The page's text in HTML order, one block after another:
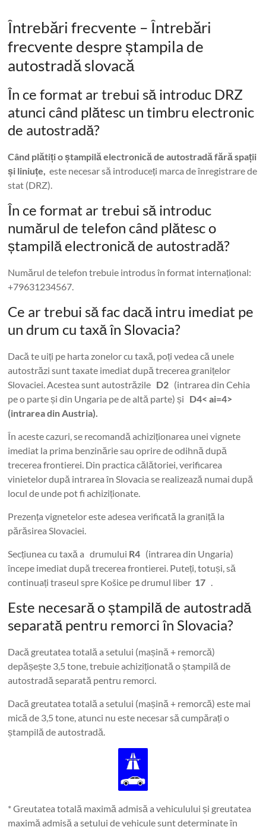
Întrebări frecvente – Întrebări
frecvente despre ștampila de
autostradă slovacă
În ce format ar trebui să introduc DRZ
atunci când plătesc un timbru electronic
de autostradă?
Când plătiți o ștampilă electronică de autostradă fără spații
și liniuțe, este necesar să introduceți marca de înregistrare de
stat (DRZ).
În ce format ar trebui să introduc
numărul de telefon când plătesc o
ștampilă electronică de autostradă?
Numărul de telefon trebuie introdus în format internațional:
+79631234567.
Ce ar trebui să fac dacă intru imediat pe
un drum cu taxă în Slovacia?
Dacă te uiți pe harta zonelor cu taxă, poți vedea că unele
autostrăzi sunt taxate imediat după trecerea granițelor
Slovaciei. Acestea sunt autostrăzile D2 (intrarea din Cehia
pe o parte și din Ungaria pe de altă parte) și D4< ai=4>
(intrarea din Austria).
În aceste cazuri, se recomandă achiziționarea unei vignete
imediat la prima benzinărie sau oprire de odihnă după
trecerea frontierei. Din practica călătoriei, verificarea
vinietelor după intrarea în Slovacia se realizează numai după
locul de unde pot fi achiziționate.
Prezența vignetelor este adesea verificată la graniță la
părăsirea Slovaciei.
Secțiunea cu taxă a drumului R4 (intrarea din Ungaria)
începe imediat după trecerea frontierei. Puteți, totuși, să
continuați traseul spre Košice pe drumul liber 17
Este necesară o ștampilă de autostradă
separată pentru remorci în Slovacia?
Dacă greutatea totală a setului (mașină + remorcă)
depășește 3,5 tone, trebuie achiziționată o ștampilă de
autostradă separată pentru remorci.
Dacă greutatea totală a setului (mașină + remorcă) este mai
mică de 3,5 tone, atunci nu este necesar să cumpărați o
ștampilă de autostradă.
* Greutatea totală maximă admisă a vehiculului și greutatea
maximă admisă a setului de vehicule sunt determinate în